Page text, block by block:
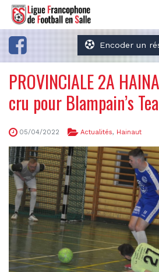
Encoder un
PROVINCIALE 2A
cru pour Blampain’s
05/04/2022 Actualités, Hainaut